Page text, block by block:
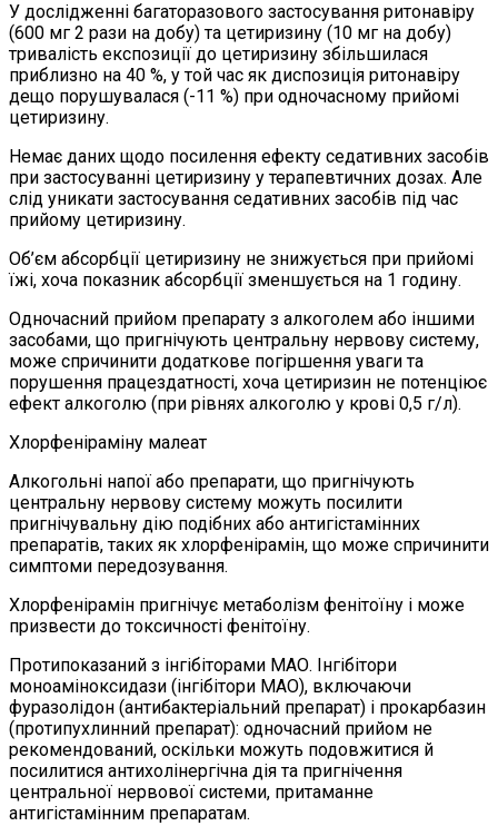
У дослідженні багаторазового застосування ритонавіру
(600 мг 2 рази на добу) та цетиризину (10 мг на добу)
тривалість експозиції до цетиризину збільшилася
приблизно на 40 %, у той час як диспозиція ритонавіру
дещо порушувалася (-11 %) при одночасному прийомі
цетиризину.
Немає даних щодо посилення ефекту седативних засобів
при застосуванні цетиризину у терапевтичних дозах. Але
слід уникати застосування седативних засобів під час
прийому цетиризину.
Об’єм абсорбції цетиризину не знижується при прийомі
їжі, хоча показник абсорбції зменшується на 1 годину.
Одночасний прийом препарату з алкоголем або іншими
засобами, що пригнічують центральну нервову систему,
може спричинити додаткове погіршення уваги та
порушення працездатності, хоча цетиризин не потенціює
ефект алкоголю (при рівнях алкоголю у крові 0,5 г/л).
Хлорфеніраміну малеат
Алкогольні напої або препарати, що пригнічують
центральну нервову систему можуть посилити
пригнічувальну дію подібних або антигістамінних
препаратів, таких як хлорфенірамін, що може спричинити
симптоми передозування.
Хлорфенірамін пригнічує метаболізм фенітоїну і може
призвести до токсичності фенітоїну.
Протипоказаний з інгібіторами МАО. Інгібітори
моноаміноксидази (інгібітори МАО), включаючи
фуразолідон (антибактеріальний препарат) і прокарбазин
(протипухлинний препарат): одночасний прийом не
рекомендований, оскільки можуть подовжитися й
посилитися антихолінергічна дія та пригнічення
центральної нервової системи, притаманне
антигістамінним препаратам.